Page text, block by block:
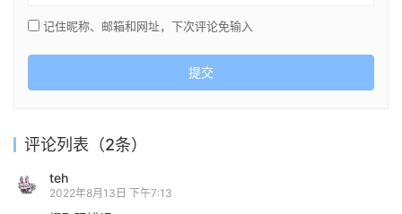
记住昵称、邮箱和网址，下次评论免输入
提交
评论列表（2条）
teh
2022年8月13日 下午7:13